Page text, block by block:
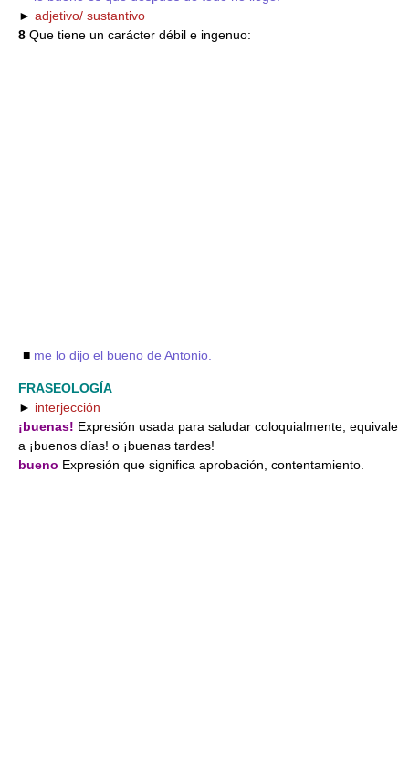
► adjetivo/ sustantivo
8 Que tiene un carácter débil e ingenuo:
■ me lo dijo el bueno de Antonio.
FRASEOLOGÍA
► interjección
¡buenas! Expresión usada para saludar coloquialmente, equivale
a ¡buenos días! o ¡buenas tardes!
bueno Expresión que significa aprobación, contentamiento.